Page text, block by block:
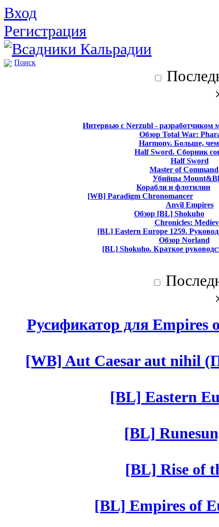
Вход
Регистрация
Поиск
Интервью с Nerzuhl - разработчиком
Обзор Total War:
Harmony. Больше,
Half Sword. Сборник
Half Sword
Master of Command
Убийцы
Корабли и флотилии
[WB] Paradigm Chronomancer
Anvil Empires
Обзор [BL] Shokuho
Chronicles:
[BL] Eastern Europe 1259.
Обзор Norland
[BL] Shokuho. Краткое
Русификатор для Empires
[WB] Aut Caesar aut nihil
[BL] Eastern
[BL]
[BL] Rise of
[BL] Empires of